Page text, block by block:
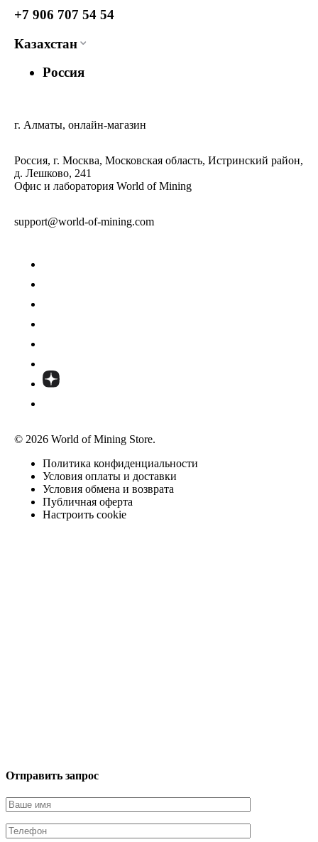
+7 906 707 54 54
Казахстан
Россия
г. Алматы, онлайн-магазин
Россия, г. Москва, Московская область, Истринский район,
д. Лешково, 241
Офис и лаборатория World of Mining
support@world-of-mining.com
© 2026 World of Mining Store.
Политика конфиденциальности
Условия оплаты и доставки
Условия обмена и возврата
Публичная оферта
Настроить cookie
Отправить запрос